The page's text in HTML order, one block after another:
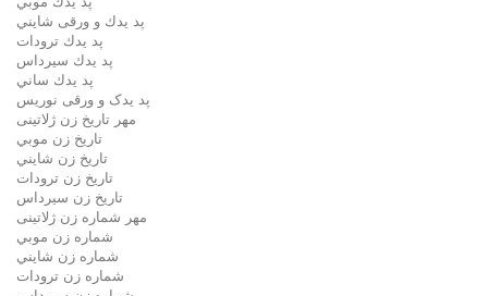
پد يدك و ورقی شايني
پد يدك ترودات
پد يدك سيرداس
پد يدك ساني
پد یدک و ورقی نوریس
مهر تاريخ زن ژلاتینی
تاريخ زن موبي
تاريخ زن شايني
تاريخ زن ترودات
تاريخ زن سيرداس
مهر شماره زن ژلاتینی
شماره زن موبي
شماره زن شايني
شماره زن ترودات